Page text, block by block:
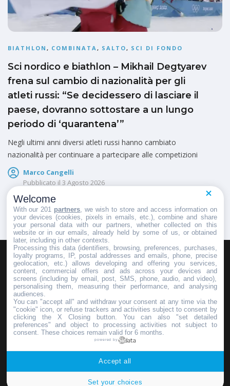
BIATHLON , COMBINATA, SALTO, SCI DI FONDO
Sci nordico e biathlon – Mikhail Degtyarev
frena sul cambio di nazionalità per gli
atleti russi: “Se decidessero di lasciare il
paese, dovranno sottostare a un lungo
periodo di ‘quarantena’”
Negli ultimi anni diversi atleti russi hanno cambiato
nazionalità per continuare a partecipare alle competizioni
Marco Cangelli
Pubblicato il 3 Agosto 2026
HOMEPAGEREDAZIONEINVIA UN COMUNICATO STAMPA
PUBBLICITÀSCRIVI AL DIRETTORE
Copyright © 2016 - 2025 ASD Fondo Italia - Partita Iva: IT 03855110049
Welcome
With our 201 partners , we wish to store and access information on
your devices (cookies, pixels in emails, etc.), combine and share
your personal data with our partners, whether collected on this
website or in our emails, already held by some of us, or obtained
later, including in other contexts.
Processing this data (identifiers, browsing, preferences, purchases,
loyalty programs, IP, postal addresses and emails, phone, precise
geolocation, etc.) allows developing and offering you services,
content, commercial offers and ads across your devices and
screens (including by email, post, SMS, phone, audio, and video),
personalising them, measuring their performance, and analysing
audiences.
You can "accept all" and withdraw your consent at any time via the
"cookie" icon, or refuse trackers and activities subject to consent by
clicking the X Closing button. You can also "set detailed
preferences" and object to processing activities not subject to
consent. These choices remain valid for 6 months.
powered by
Set your choices
Accept all